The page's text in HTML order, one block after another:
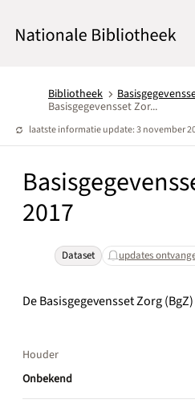
Bibliotheek
Basisgegevensset Zor...
laatste informatie update: 3 november
2017
Dataset updates
De Basisgegevensset Zorg
Houder
Onbekend